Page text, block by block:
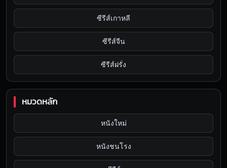
ซีรีส์เกาหลี
ซีรีส์จีน
ซีรีส์ฝรั่ง
หมวดหลัก
หนังใหม่
หนังชนโรง